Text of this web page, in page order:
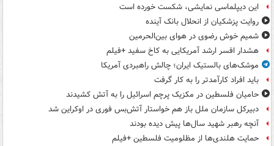
این دیپلماسی نمایشی، شکست خورده است
روایت پزشکیان از انحلال بانک آینده
شمیم خوش رضوی در هوای بین‌الحرمین
هشدار افسر ارشد آمریکایی به کاخ سفید +فیلم
موشک‌های بالستیک ایران؛ چالش راهبردی آمریکا
باید افراد کارآمدتر را به کار گرفت
حامیان فلسطین در مکزیک پرچم اسرائیل را به آتش کشیدند
دبیرکل سازمان ملل باز هم خواستار آتش‌بس فوری در اوکراین شد
آنچه رهبر شهید سال‌ها پیش دیده بودند
حمایت هلندی‌ها از مظلومیت فلسطین +فیلم